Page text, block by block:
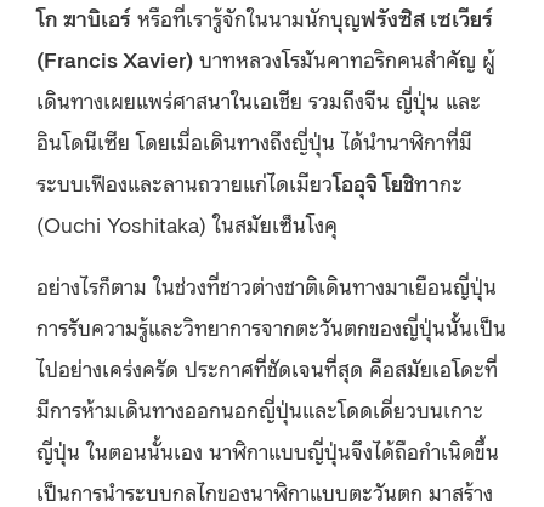
โก ฆาบิเอร์ หรือที่เรารู้จักในนามนักบุญฟรังซิส เซเวียร์
(Francis Xavier) บาทหลวงโรมันคาทอริกคนสำคัญ ผู้
เดินทางเผยแพร่ศาสนาในเอเชีย รวมถึงจีน ญี่ปุ่น และ
อินโดนีเซีย โดยเมื่อเดินทางถึงญี่ปุ่น ได้นำนาฬิกาที่มี
ระบบเฟืองและลานถวายแก่ไดเมียวโออุจิ โยชิทากะ
(Ouchi Yoshitaka) ในสมัยเซ็นโงคุ
อย่างไรก็ตาม ในช่วงที่ชาวต่างชาติเดินทางมาเยือนญี่ปุ่น
การรับความรู้และวิทยาการจากตะวันตกของญี่ปุ่นนั้นเป็น
ไปอย่างเคร่งครัด ประกาศที่ชัดเจนที่สุด คือสมัยเอโดะที่
มีการห้ามเดินทางออกนอกญี่ปุ่นและโดดเดี่ยวบนเกาะ
ญี่ปุ่น ในตอนนั้นเอง นาฬิกาแบบญี่ปุ่นจึงได้ถือกำเนิดขึ้น
เป็นการนำระบบกลไกของนาฬิกาแบบตะวันตก มาสร้าง